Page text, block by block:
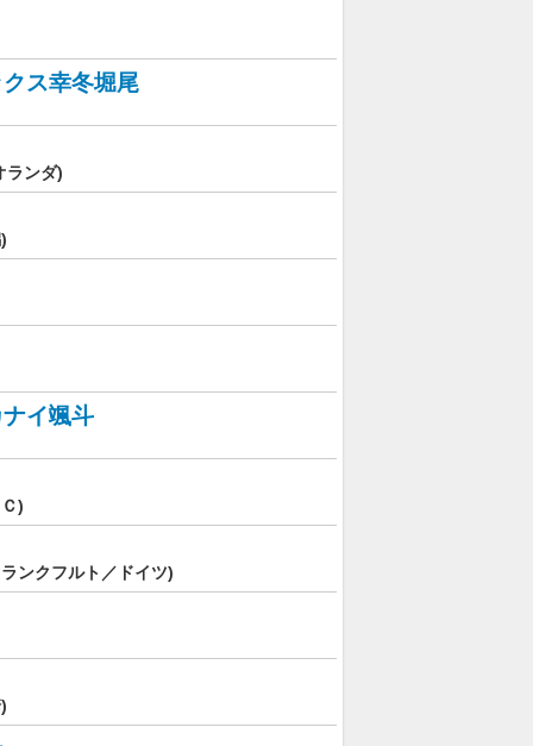
ス幸冬堀尾
ランダ)
イ颯斗
)
ンクフルト／ドイツ)